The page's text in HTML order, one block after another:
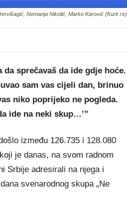
Nemanja Nikolić, Marko Karović (Kurir.rs)
sprečavaš da ide gdje hoće.
sam vas cijeli dan, brinuo
niko poprijeko ne pogleda.
ide na neki skup…’”
između 126.735 i 128.080
je danas, na svom radnom
Srbije adresirali na njega i
svenarodnog skupa „Ne